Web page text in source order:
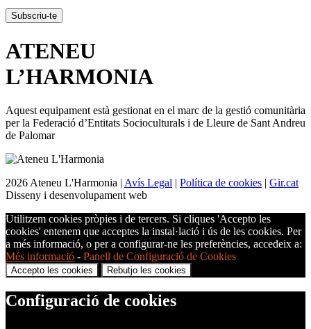
ATENEU
L’HARMONIA
Aquest equipament està gestionat en el marc de la gestió comunitària
per la Federació d’Entitats Socioculturals i de Lleure de Sant Andreu
de Palomar
2026 Ateneu L'Harmonia | Avís Legal | Política de cookies | Gir.cat
Disseny i desenvolupament web
Utilitzem cookies pròpies i de tercers. Si cliques 'Accepto les
cookies' entenem que acceptes la instal·lació i ús de les cookies. Per
a més informació, o per a configurar-ne les preferències, accedeix a:
Més informació - Panell de Configuració de Cookies
Accepto les cookies Rebutjo les cookies
Configuració de cookies